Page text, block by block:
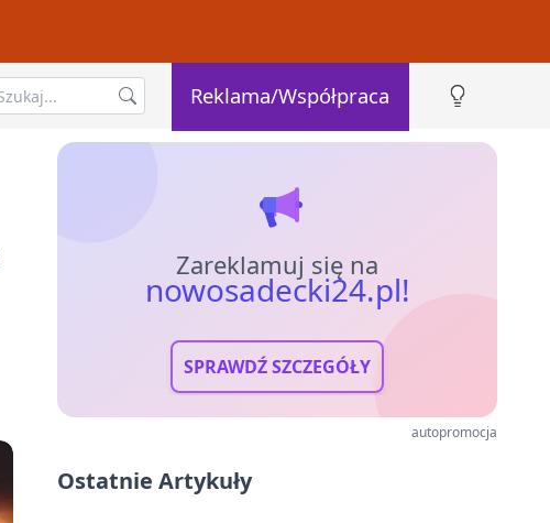
Reklama/Współpraca
Zareklamuj się na
nowosadecki24.pl!
SPRAWDŹ SZCZEGÓŁY
autopromocja
Ostatnie Artykuły